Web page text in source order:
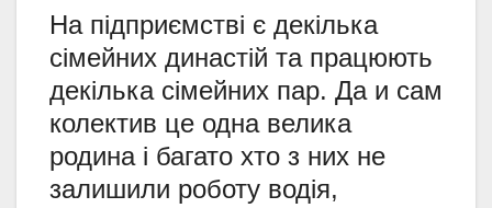
На підприємстві є декілька
сімейних династій та працюють
декілька сімейних пар. Да и сам
колектив це одна велика
родина і багато хто з них не
залишили роботу водія,